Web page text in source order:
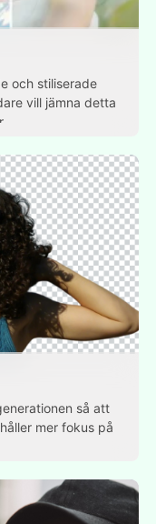
och stiliserade
vill jämna detta
så att
mer fokus på